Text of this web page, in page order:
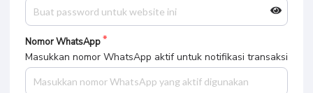
Nomor WhatsApp
Masukkan nomor WhatsApp aktif untuk notifikasi transaksi